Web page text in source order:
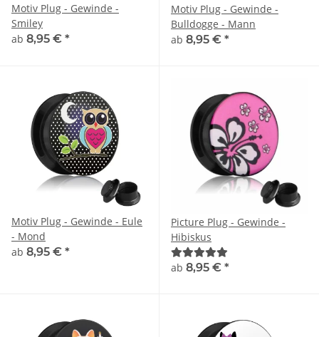
Motiv Plug - Gewinde -
Smiley
ab 8,95 € *
Motiv Plug - Gewinde -
Bulldogge - Mann
ab 8,95 € *
Motiv Plug - Gewinde - Eule
- Mond
ab 8,95 € *
Picture Plug - Gewinde -
Hibiskus
ab 8,95 € *